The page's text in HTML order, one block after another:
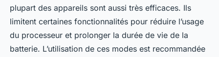
plupart des appareils sont aussi très efficaces. Ils
limitent certaines fonctionnalités pour réduire l’usage
du processeur et prolonger la durée de vie de la
batterie. L’utilisation de ces modes est recommandée